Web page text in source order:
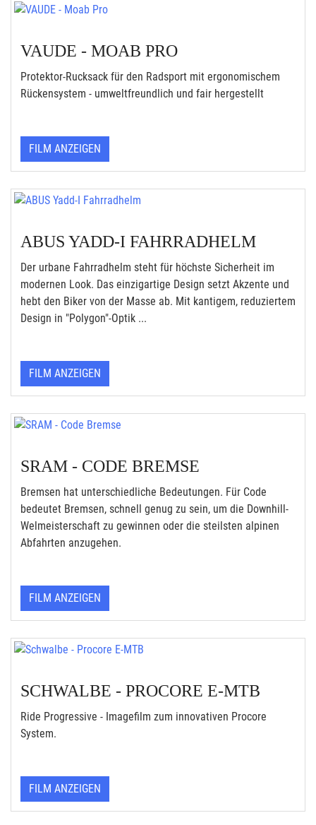
VAUDE - MOAB PRO
Protektor-Rucksack für den Radsport mit ergonomischem
Rückensystem - umweltfreundlich und fair hergestellt
FILM ANZEIGEN
ABUS YADD-I FAHRRADHELM
Der urbane Fahrradhelm steht für höchste Sicherheit im
modernen Look. Das einzigartige Design setzt Akzente und
hebt den Biker von der Masse ab. Mit kantigem, reduziertem
Design in "Polygon"-Optik ...
FILM ANZEIGEN
SRAM - CODE BREMSE
Bremsen hat unterschiedliche Bedeutungen. Für Code
bedeutet Bremsen, schnell genug zu sein, um die Downhill-
Welmeisterschaft zu gewinnen oder die steilsten alpinen
Abfahrten anzugehen.
FILM ANZEIGEN
SCHWALBE - PROCORE E-MTB
Ride Progressive - Imagefilm zum innovativen Procore
System.
FILM ANZEIGEN